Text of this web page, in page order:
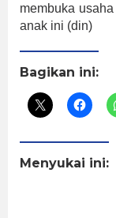
membuka
anak ini (din)
Bagikan ini:
Menyukai ini: